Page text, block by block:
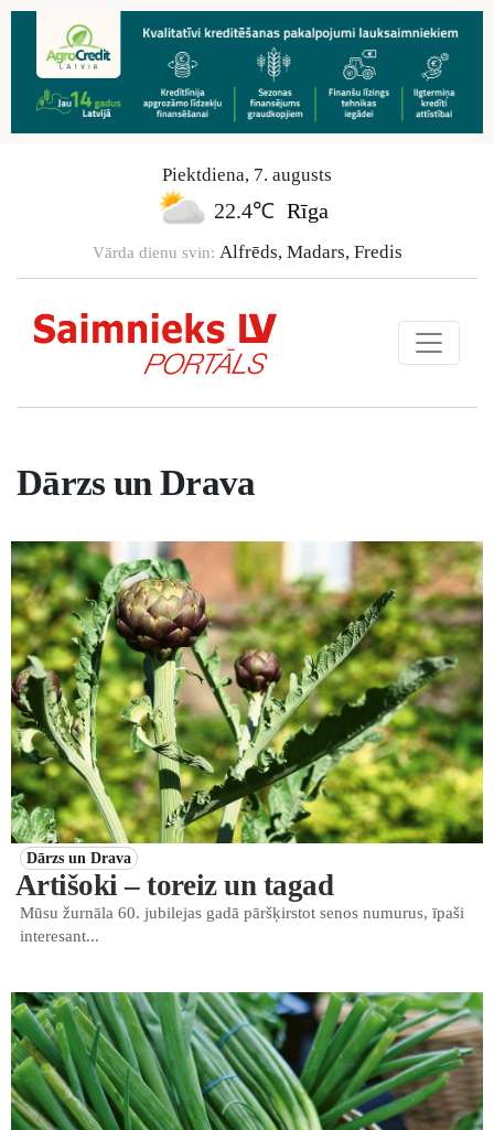
Piektdiena, 7. augusts
22.4℃ Rīga
Vārda dienu svin: Alfrēds, Madars, Fredis
Dārzs un Drava
Dārzs un Drava
Artišoki – toreiz un tagad
Mūsu žurnāla 60. jubilejas gadā pāršķirstot senos numurus, īpaši
interesant...